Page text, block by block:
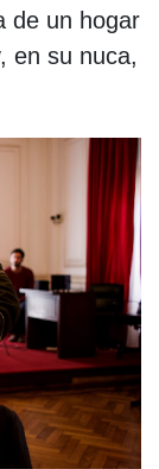
de un hogar
en su nuca,